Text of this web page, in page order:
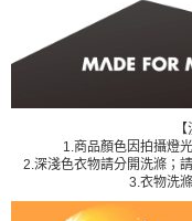
1.商品顏色因拍攝燈
2.深淺色衣物請分開洗滌；
3.衣物洗